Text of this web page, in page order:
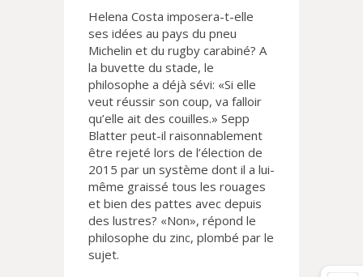
Helena Costa imposera-t-elle
ses idées au pays du pneu
Michelin et du rugby carabiné? A
la buvette du stade, le
philosophe a déjà sévi: «Si elle
veut réussir son coup, va falloir
qu’elle ait des couilles.» Sepp
Blatter peut-il raisonnablement
être rejeté lors de l’élection de
2015 par un système dont il a lui-
même graissé tous les rouages
et bien des pattes avec depuis
des lustres? «Non», répond le
philosophe du zinc, plombé par le
sujet.